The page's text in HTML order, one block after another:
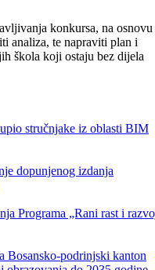
i donošenja novog
Skupštine Bosansko-
i dopuna u Zakonu o
za donošenje Protokola o
Goražde.
tehnološkog viška
i ove godine neće biti
34 nastavnika će
u datim školama kako bi
okolnost za
i u više škola, nego ostati
ustanova u ostalim
mi zahvaljujući dobroj i